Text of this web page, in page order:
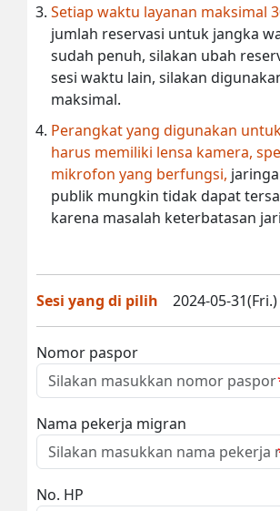
Setiap waktu layanan maksimal
jumlah reservasi untuk jangka
sudah penuh, silakan ubah
sesi waktu lain, silakan
maksimal.
Perangkat yang digunakan
harus memiliki lensa kamera,
mikrofon yang berfungsi,
publik mungkin tidak dapat
karena masalah keterbatasan
Sesi yang di pilih 2024-05-
Nomor paspor
Nama pekerja migran
No. HP